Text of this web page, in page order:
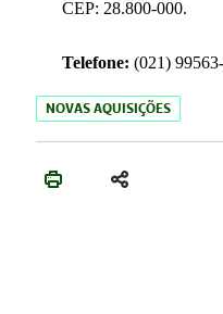
CEP: 28.800-000.
Telefone: (021)
NOVAS AQUISIÇÕES